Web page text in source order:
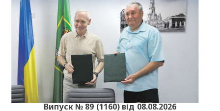
Випуск № 89 (1160) від 08.08.2026